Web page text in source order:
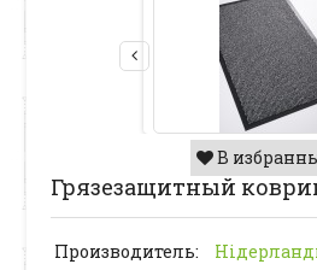
В
Грязезащитный
Производитель: